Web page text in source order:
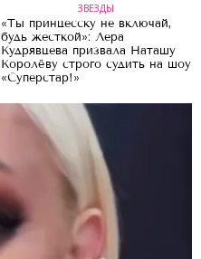
ЗВЕЗДЫ
«Ты принцесску не включай,
будь жесткой»: Лера
Кудрявцева призвала Наташу
Королёву строго судить на шоу
«Суперстар!»